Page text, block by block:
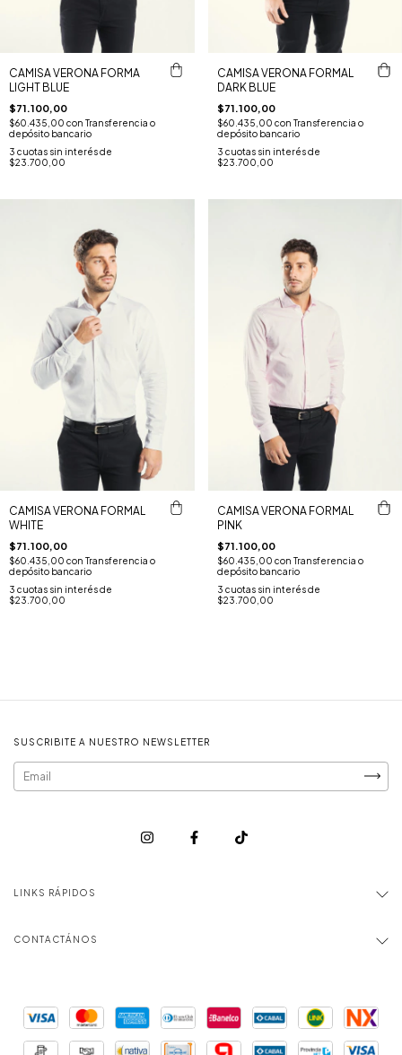
CAMISA VERONA FORMA
LIGHT BLUE
$71.100,00
$60.435,00 con Transferencia o
depósito bancario
3 cuotas sin interés de
$23.700,00
CAMISA VERONA FORMAL
DARK BLUE
$71.100,00
$60.435,00 con Transferencia o
depósito bancario
3 cuotas sin interés de
$23.700,00
CAMISA VERONA FORMAL
WHITE
$71.100,00
$60.435,00 con Transferencia o
depósito bancario
3 cuotas sin interés de
$23.700,00
CAMISA VERONA FORMAL
PINK
$71.100,00
$60.435,00 con Transferencia o
depósito bancario
3 cuotas sin interés de
$23.700,00
SUSCRIBITE A NUESTRO NEWSLETTER
LINKS RÁPIDOS
CONTACTÁNOS